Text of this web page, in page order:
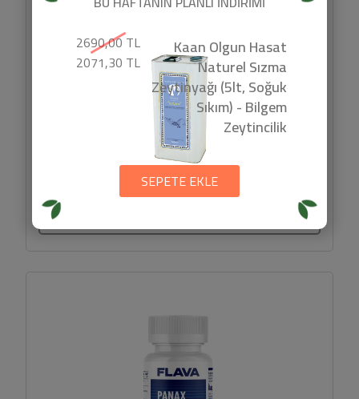
Puffkins Vişneli Atıştırmalık (75gr) -
Veggy Puffkins Vişneli Atıştırmalık Nedir? . Vişne aromalı
lezzet. . Yüksek lif ve protein. . Vegan pratik atıştırmalık. .
2690,00 TL
2071,30 TL
Kaan Olgun Hasat
Naturel Sızma
Zeytinyağı (5lt, Soğuk
Sıkım) - Bilgem
Zeytincilik
SEPETE EKLE